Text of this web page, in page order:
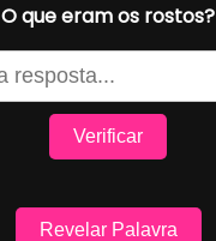
O que eram os rostos?
Verificar
Revelar Palavra